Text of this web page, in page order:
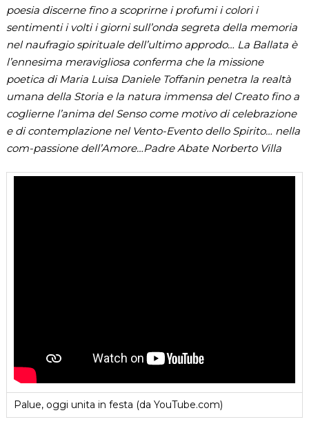
poesia discerne fino a scoprirne i profumi i colori i
sentimenti i volti i giorni sull’onda segreta della memoria
nel naufragio spirituale dell’ultimo approdo… La Ballata è
l’ennesima meravigliosa conferma che la missione
poetica di Maria Luisa Daniele Toffanin penetra la realtà
umana della Storia e la natura immensa del Creato fino a
coglierne l’anima del Senso come motivo di celebrazione
e di contemplazione nel Vento-Evento dello Spirito… nella
com-passione dell’Amore…Padre Abate Norberto Villa
Palue, oggi unita in festa (da YouTube.com)